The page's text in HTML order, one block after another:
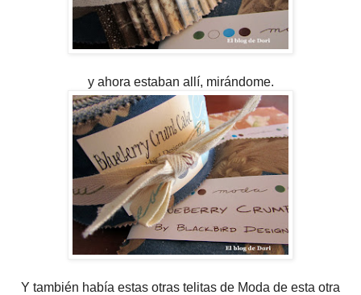
y ahora estaban allí, mirándome.
Y también había estas otras telitas de Moda de esta otra